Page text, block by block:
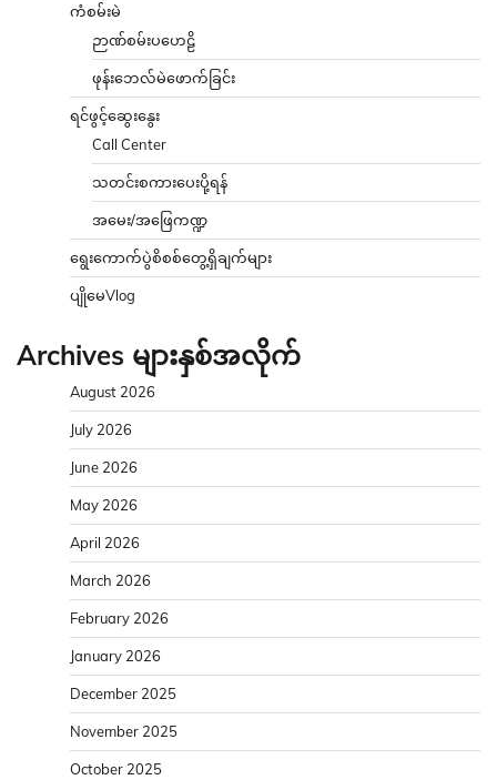
ကံစမ်းမဲ
ဉာဏ်စမ်းပဟေဠိ
ဖုန်းဘေလ်မဲဖောက်ခြင်း
ရင်ဖွင့်ဆွေးနွေး
Call Center
သတင်းစကားပေးပို့ရန်
အမေး/အဖြေကဏ္ဍ
ရွေးကောက်ပွဲစိစစ်တွေ့ရှိချက်များ
ပျိုမေVlog
Archives များနှစ်အလိုက်
August 2026
July 2026
June 2026
May 2026
April 2026
March 2026
February 2026
January 2026
December 2025
November 2025
October 2025